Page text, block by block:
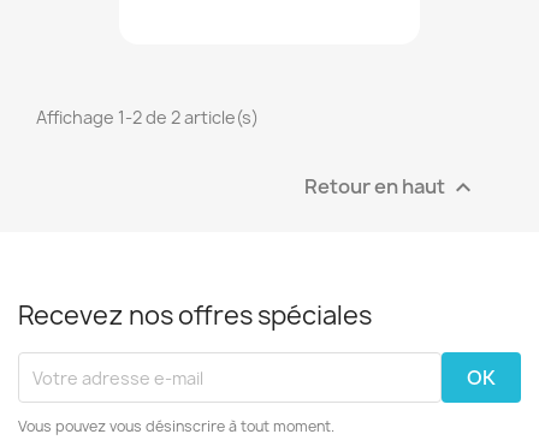
Affichage 1-2 de 2 article(s)
Retour en haut 
Recevez nos offres spéciales
Vous pouvez vous désinscrire à tout moment.